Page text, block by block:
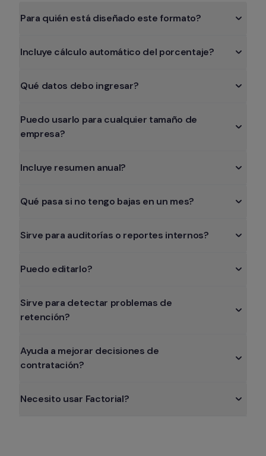
Para quién está diseñado este formato?
Incluye cálculo automático del porcentaje?
Qué datos debo ingresar?
Puedo usarlo para cualquier tamaño de
empresa?
Incluye resumen anual?
Qué pasa si no tengo bajas en un mes?
Sirve para auditorías o reportes internos?
Puedo editarlo?
Sirve para detectar problemas de
retención?
Ayuda a mejorar decisiones de
contratación?
Necesito usar Factorial?